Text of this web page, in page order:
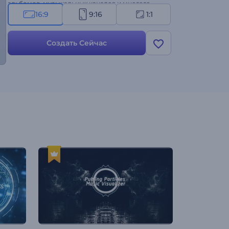
альбомов, музыкальных каналов и многого
другого. Порадуйте аудиторию современной
музыкальной визуализацией — создайте свое
видео!
16:9 9:16 1:1
Создать Сейчас